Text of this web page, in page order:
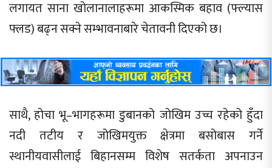
लगायत साना खोलानालाहरूमा आकस्मिक बहाव (फ्ल्यास
फ्लड) बढ्न सक्ने सम्भावनाबारे चेतावनी दिएको छ।
साथै, होचा भू–भागहरूमा डुबानको जोखिम उच्च रहेको हुँदा
नदी तटीय र जोखिमयुक्त क्षेत्रमा बसोबास गर्ने
स्थानीयवासीलाई बिहानसम्म विशेष सतर्कता अपनाउन